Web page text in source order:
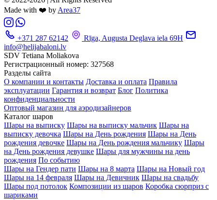
Made with ❤️ byArea37
+371 287 62142
Rīga, Augusta Deglava iela 69H
info@helijabaloni.lv
SDV Tetiana Moliakova
Регистрационный номер: 327568
Разделы сайта
О компании и контакты Доставка и оплата Правила
эксплуатации Гарантия и возврат Блог Политика
конфиденциальности
Оптовый магазин для аэродизайнеров
Каталог шаров
Шары на выписку Шары на выписку мальчик Шары на
выписку девочка Шары на День рождения Шары на День
рождения девочке Шары на День рождения мальчику Шары
на День рождения девушке Шары для мужчины на день
рождения По событию
Шары на Гендер пати Шары на 8 марта Шары на Новый год
Шары на 14 февраля Шары на Девичник Шары на свадьбу
Шары под потолок Композиции из шаров Коробка сюрприз с
шариками